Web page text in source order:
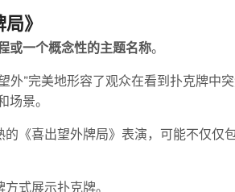
》
或一个概念性的主题名称。
外”完美地形容了观众在看到扑克牌中
场景。
的《喜出望外牌局》表演，可能不仅仅
式展示扑克牌。